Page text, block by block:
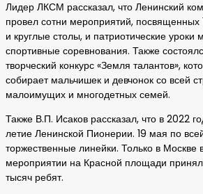
Лидер ЛКСМ рассказал, что Ленинский
провел сотни мероприятий,
и круглые столы, и патриотические уроки
спортивные соревнования. Также
творческий конкурс «Земля талантов»,
собирает мальчишек и девчонок со всей
малоимущих и многодетных семей.
Также В.П. Исаков рассказал, что в 2022
летие Ленинской Пионерии. 19 мая по
торжественные линейки. Только в Москве
мероприятии на Красной площади
тысяч ребят.